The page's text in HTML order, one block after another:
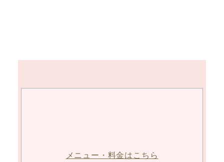
メニュー・料金はこちら